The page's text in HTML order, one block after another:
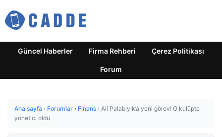
Güncel Haberler Firma Rehberi Çerez Politikası
Forum
Ana sayfa › Forumlar › Finans › Ali Palabıyık’a yeni görev! O kulüpte
yönetici oldu